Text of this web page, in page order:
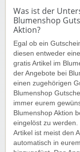
Was ist der
Blumenshop
Aktion?
Egal ob ein
diesen entweder
gratis Artikel im
der Angebote bei
einen zugehörigen
Blumenshop
immer eurem
Blumenshop Aktion
eingelöst zu
Artikel ist meist den
automatisch in